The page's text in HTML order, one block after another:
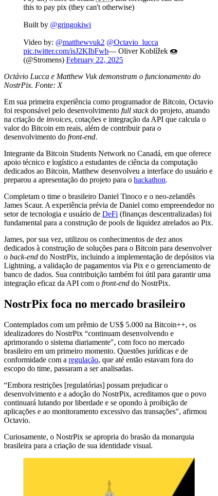
this to pay pix (they can't otherwise)
Built by @gringokiwi
Video by: @matthewvuk2 @Octavio_lucca
pic.twitter.com/isJ2KIbFwb— Oliver Koblížek 🍩
(@Stromens) February 22, 2025
Octávio Lucca e Matthew Vuk demonstram o funcionamento do
NostrPix. Fonte: X
Em sua primeira experiência como programador de Bitcoin, Octavio
foi responsável pelo desenvolvimento full stackdo projeto, atuando
na criação de invoices, cotações e integração da API que calcula o
valor do Bitcoin em reais, além de contribuir para o
desenvolvimento do front-end.
Integrante da Bitcoin Students Network no Canadá, em que oferece
apoio técnico e logístico a estudantes de ciência da computação
dedicados ao Bitcoin, Matthew desenvolveu a interface do usuário e
preparou a apresentação do projeto para o hackathon.
Completam o time o brasileiro Daniel Tinoco e o neo-zelandês
James Scaur. A experiência prévia de Daniel como empreendedor no
setor de tecnologia e usuário de DeFi (finanças descentralizadas) foi
fundamental para a construção de pools de liquidez atrelados ao Pix.
James, por sua vez, utilizou os conhecimentos de dez anos
dedicados à construção de soluções para o Bitcoin para desenvolver
o back-end do NostrPix, incluindo a implementação de depósitos via
Lightning, a validação de pagamentos via Pix e o gerenciamento de
banco de dados. Sua contribuição também foi útil para garantir uma
integração eficaz da API com o front-end do NostrPix.
NostrPix foca no mercado brasileiro
Contemplados com um prêmio de US$ 5.000 na Bitcoin++, os
idealizadores do NostrPix “continuam desenvolvendo e
aprimorando o sistema diariamente", com foco no mercado
brasileiro em um primeiro momento. Questões jurídicas e de
conformidade com a regulação, que até então estavam fora do
escopo do time, passaram a ser analisadas.
“Embora restrições [regulatórias] possam prejudicar o
desenvolvimento e a adoção do NostrPix, acreditamos que o povo
continuará lutando por liberdade e se opondo à proibição de
aplicações e ao monitoramento excessivo das transações", afirmou
Octavio.
Curiosamente, o NostrPix se apropria do brasão da monarquia
brasileira para a criação de sua identidade visual.